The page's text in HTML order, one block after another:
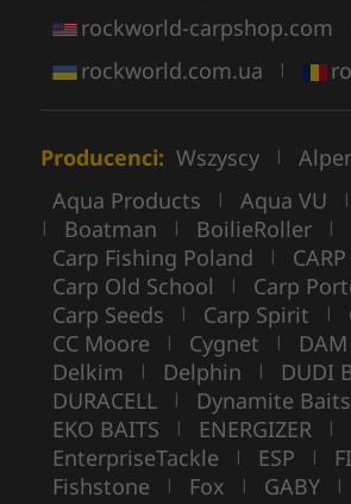
rockworld-carpshop.com
rockworld.com.ua |
Producenci: Wszyscy |
Aqua Products | Aqua VU |
| Boatman | BoilieRoller |
Carp Fishing Poland |
Carp Old School | Carp
Carp Seeds | Carp Spirit |
CC Moore | Cygnet | DAM
Delkim | Delphin | DUDI
DURACELL | Dynamite Baits
EKO BAITS | ENERGIZER |
EnterpriseTackle | ESP |
Fishstone | Fox | GABY |